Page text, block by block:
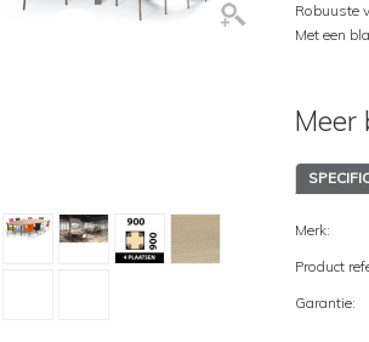
Robuuste
Met een
Meer
Merk:
Product
Garantie: